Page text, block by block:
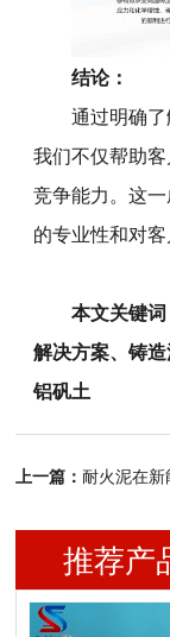
结论：
通过明确
我们不仅帮助
竞争能力。这
的专业性和对客
本文关键
解决方案、铸
铝矾土
上一篇：耐火泥在新能源
推荐产